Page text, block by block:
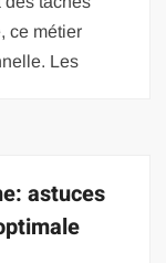
ce métier
Les
astuces